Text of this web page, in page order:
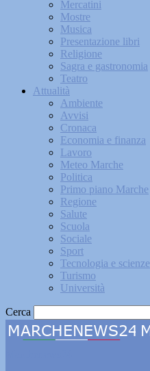
Mercatini
Mostre
Musica
Presentazione libri
Religione
Sagra e gastronomia
Teatro
Attualità
Ambiente
Avvisi
Cronaca
Economia e finanza
Lavoro
Meteo Marche
Politica
Primo piano Marche
Regione
Salute
Scuola
Sociale
Sport
Tecnologia e scienze
Turismo
Università
Cerca